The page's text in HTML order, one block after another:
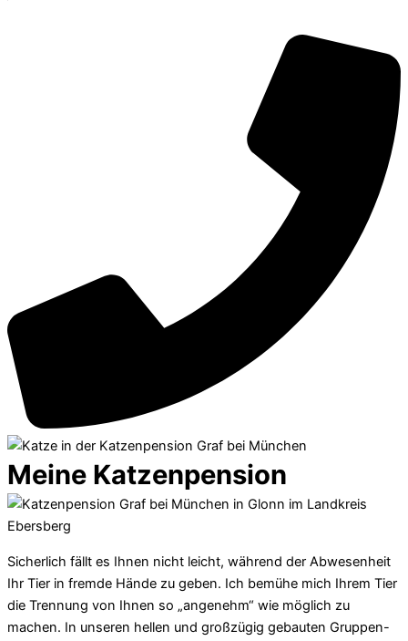
Meine Katzenpension
Sicherlich fällt es Ihnen nicht leicht, während der Abwesenheit
Ihr Tier in fremde Hände zu geben. Ich bemühe mich Ihrem Tier
die Trennung von Ihnen so „angenehm“ wie möglich zu
machen. In unseren hellen und großzügig gebauten Gruppen-